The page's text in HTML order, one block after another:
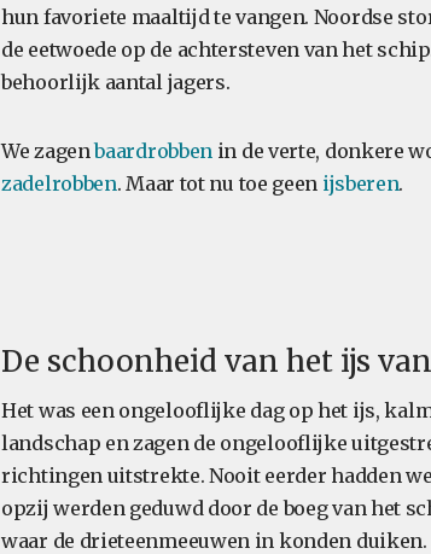
hun favoriete maaltijd te vangen. Noordse
de eetwoede op de achtersteven van het
behoorlijk aantal jagers.
We zagenbaardrobben in de verte, donkere
zadelrobben. Maar tot nu toe geen ijsberen.
De schoonheid van het ijs
Het was een ongelooflijke dag op het ijs,
landschap en zagen de ongelooflijke
richtingen uitstrekte. Nooit eerder hadden
opzij werden geduwd door de boeg van het
waar de drieteenmeeuwen in konden duiken.